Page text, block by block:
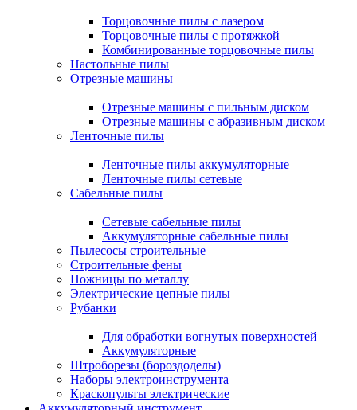
Торцовочные пилы с лазером
Торцовочные пилы с протяжкой
Комбинированные торцовочные пилы
Настольные пилы
Отрезные машины
Отрезные машины с пильным диском
Отрезные машины с абразивным диском
Ленточные пилы
Ленточные пилы аккумуляторные
Ленточные пилы сетевые
Сабельные пилы
Сетевые сабельные пилы
Аккумуляторные сабельные пилы
Пылесосы строительные
Строительные фены
Ножницы по металлу
Электрические цепные пилы
Рубанки
Для обработки вогнутых поверхностей
Аккумуляторные
Штроборезы (бороздоделы)
Наборы электроинструмента
Краскопульты электрические